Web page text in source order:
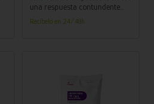
una respuesta contundente
ante condiciones dolorosas y
antiinflamatorias.
Recíbelo en 24/48h